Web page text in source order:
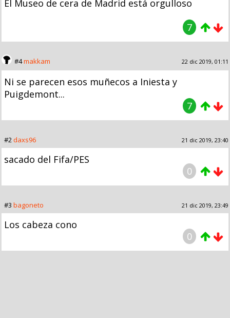
El Museo de cera de Madrid está orgulloso
7
#4makkam 22 dic 2019, 01:11
Ni se parecen esos muñecos a Iniesta y
Puigdemont...
7
#2daxs96 21 dic 2019, 23:40
sacado del Fifa/PES
0
#3 bagoneto 21 dic 2019, 23:49
Los cabeza cono
0